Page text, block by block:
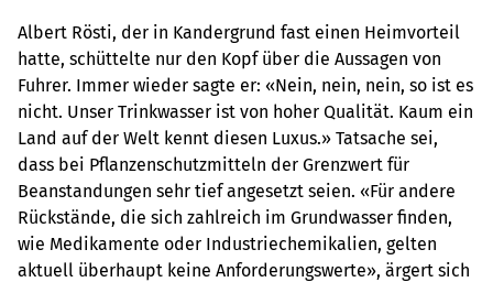
Albert Rösti, der in Kandergrund fast einen Heimvorteil
hatte, schüttelte nur den Kopf über die Aussagen von
Fuhrer. Immer wieder sagte er: «Nein, nein, nein, so ist es
nicht. Unser Trinkwasser ist von hoher Qualität. Kaum ein
Land auf der Welt kennt diesen Luxus.» Tatsache sei,
dass bei Pflanzenschutzmitteln der Grenzwert für
Beanstandungen sehr tief angesetzt seien. «Für andere
Rückstände, die sich zahlreich im Grundwasser finden,
wie Medikamente oder Industriechemikalien, gelten
aktuell überhaupt keine Anforderungswerte», ärgert sich